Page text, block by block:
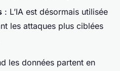
: L’IA est désormais utilisée
les attaques plus ciblées
les données partent en